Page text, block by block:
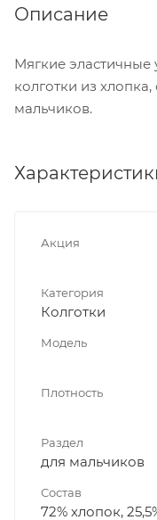
Описание
Мягкие
колготки из
мальчиков.
Акция
Категория
Колготки
Модель
Плотность
Раздел
для мальчиков
Состав
72% хлопок,